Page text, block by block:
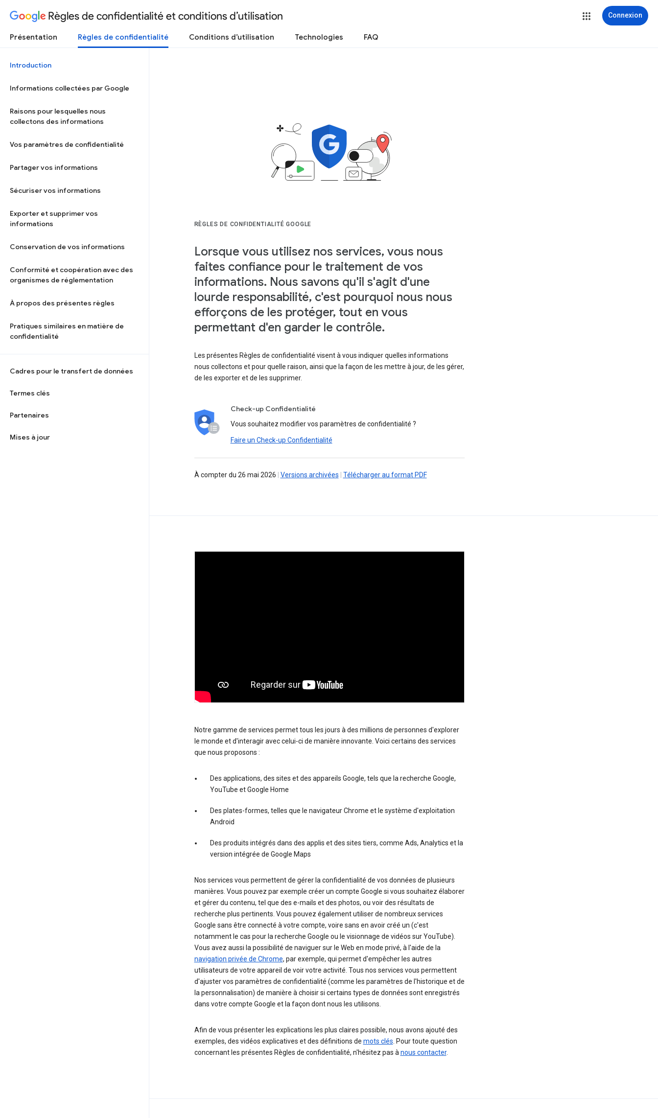
Règles de confidentialité et conditions d’utilisation Connexion
Présentation Règles de confidentialité Conditions d’utilisation Technologies FAQ
Introduction
Informations collectées par Google
Raisons pour lesquelles nous
collectons des informations
Vos paramètres de confidentialité
Partager vos informations
Sécuriser vos informations
Exporter et supprimer vos
informations
Conservation de vos informations
Conformité et coopération avec des
organismes de réglementation
À propos des présentes règles
Pratiques similaires en matière de
confidentialité
Cadres pour le transfert de données
Termes clés
Partenaires
Mises à jour
RÈGLES DE CONFIDENTIALITÉ GOOGLE
Lorsque vous utilisez nos services, vous nous
faites confiance pour le traitement de vos
informations. Nous savons qu'il s'agit d'une
lourde responsabilité, c'est pourquoi nous nous
efforçons de les protéger, tout en vous
permettant d'en garder le contrôle.
Les présentes Règles de confidentialité visent à vous indiquer quelles informations
nous collectons et pour quelle raison, ainsi que la façon de les mettre à jour, de les gérer,
de les exporter et de les supprimer.
Check-up Confidentialité
Vous souhaitez modifier vos paramètres de confidentialité ?
Faire un Check-up Confidentialité
À compter du 26 mai 2026 Versions archivées Télécharger au format PDF
Notre gamme de services permet tous les jours à des millions de personnes d'explorer
le monde et d'interagir avec celui-ci de manière innovante. Voici certains des services
que nous proposons :
Des applications, des sites et des appareils Google, tels que la recherche Google,
YouTube et Google Home
Des plates-formes, telles que le navigateur Chrome et le système d'exploitation
Android
Des produits intégrés dans des applis et des sites tiers, comme Ads, Analytics et la
version intégrée de Google Maps
Nos services vous permettent de gérer la confidentialité de vos données de plusieurs
manières. Vous pouvez par exemple créer un compte Google si vous souhaitez élaborer
et gérer du contenu, tel que des e-mails et des photos, ou voir des résultats de
recherche plus pertinents. Vous pouvez également utiliser de nombreux services
Google sans être connecté à votre compte, voire sans en avoir créé un (c'est
notamment le cas pour la recherche Google ou le visionnage de vidéos sur YouTube).
Vous avez aussi la possibilité de naviguer sur le Web en mode privé, à l'aide de la
navigation privée de Chrome, par exemple, qui permet d'empêcher les autres
utilisateurs de votre appareil de voir votre activité. Tous nos services vous permettent
d'ajuster vos paramètres de confidentialité (comme les paramètres de l'historique et de
la personnalisation) de manière à choisir si certains types de données sont enregistrés
dans votre compte Google et la façon dont nous les utilisons.
Afin de vous présenter les explications les plus claires possible, nous avons ajouté des
exemples, des vidéos explicatives et des définitions de mots clés. Pour toute question
concernant les présentes Règles de confidentialité, n'hésitez pas ànous contacter.